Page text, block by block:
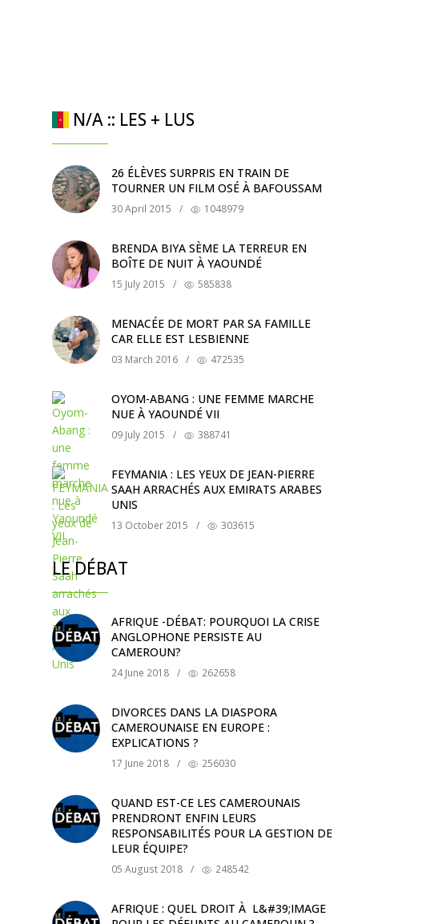
N/A :: LES + LUS
26 ÉLÈVES SURPRIS EN TRAIN DE
TOURNER UN FILM OSÉ À BAFOUSSAM
30 April 2015 / 1048979
BRENDA BIYA SÈME LA TERREUR EN
BOÎTE DE NUIT À YAOUNDÉ
15 July 2015 / 585838
MENACÉE DE MORT PAR SA FAMILLE
CAR ELLE EST LESBIENNE
03 March 2016 / 472535
OYOM-ABANG : UNE FEMME MARCHE
NUE À YAOUNDÉ VII
09 July 2015 / 388741
FEYMANIA : LES YEUX DE JEAN-PIERRE
SAAH ARRACHÉS AUX EMIRATS ARABES
UNIS
13 October 2015 / 303615
LE DÉBAT
AFRIQUE -DÉBAT: POURQUOI LA CRISE
ANGLOPHONE PERSISTE AU
CAMEROUN?
24 June 2018 / 262658
DIVORCES DANS LA DIASPORA
CAMEROUNAISE EN EUROPE :
EXPLICATIONS ?
17 June 2018 / 256030
QUAND EST-CE LES CAMEROUNAIS
PRENDRONT ENFIN LEURS
RESPONSABILITÉS POUR LA GESTION DE
LEUR ÉQUIPE?
05 August 2018 / 248542
AFRIQUE : QUEL DROIT À L&#39;IMAGE